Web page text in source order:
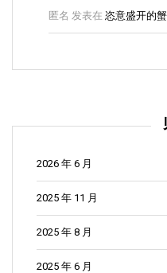
匿名 发表在 恣意盛开的
2026 年 6 月
2025 年 11 月
2025 年 8 月
2025 年 6 月